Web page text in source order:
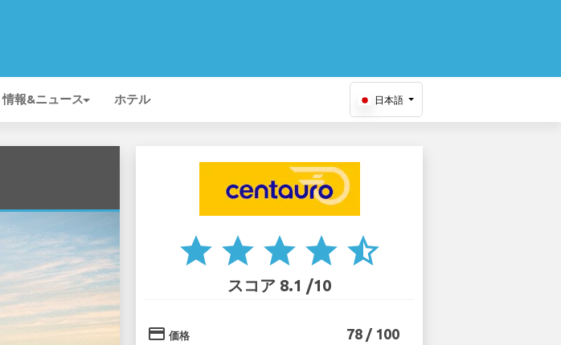
情報&ニュース ホテル 日本語
star star star star star_half
スコア 8.1 /10
credit_card 価格 78 / 100